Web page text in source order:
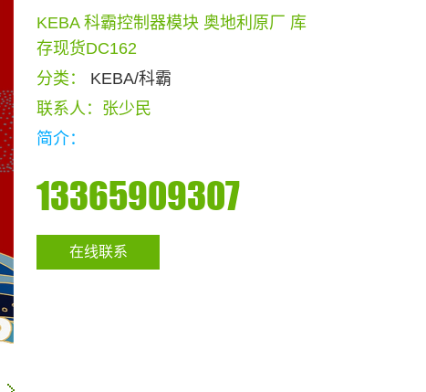
KEBA 科霸控制器模块 奥地利原厂 库
存现货DC162
分类： KEBA/科霸
联系人：张少民
简介：
13365909307
在线联系